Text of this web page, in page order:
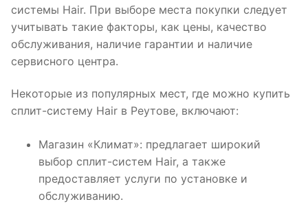
системы Hair. При выборе места покупки следует
учитывать такие факторы, как цены, качество
обслуживания, наличие гарантии и наличие
сервисного центра.
Некоторые из популярных мест, где можно купить
сплит-систему Hair в Реутове, включают:
Магазин «Климат»: предлагает широкий
выбор сплит-систем Hair, а также
предоставляет услуги по установке и
обслуживанию.